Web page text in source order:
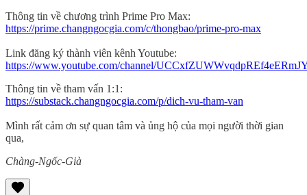
Thông tin về chương trình Prime Pro Max:
https://prime.changngocgia.com/c/thongbao/prime-pro-max
Link đăng ký thành viên kênh Youtube:
https://www.youtube.com/channel/
Thông tin về tham vấn 1:1:
https://substack.changngocgia.com/p/dich-vu-tham-van
Mình rất cảm ơn sự quan tâm và ủng hộ của mọi người thời gian
qua,
Chàng-Ngốc-Già